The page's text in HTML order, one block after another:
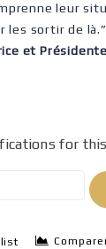
leur
les sortir de là.”
et
for